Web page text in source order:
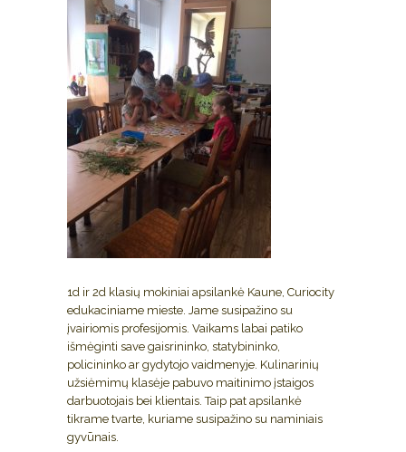
1d ir 2d klasių mokiniai apsilankė Kaune, Curiocity
edukaciniame mieste. Jame susipažino su
įvairiomis profesijomis. Vaikams labai patiko
išmėginti save gaisrininko, statybininko,
policininko ar gydytojo vaidmenyje. Kulinarinių
užsiėmimų klasėje pabuvo maitinimo įstaigos
darbuotojais bei klientais. Taip pat apsilankė
tikrame tvarte, kuriame susipažino su naminiais
gyvūnais.